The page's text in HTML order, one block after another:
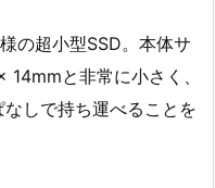
の超小型SSD。本体サ
と非常に小さく、
しで持ち運べることを